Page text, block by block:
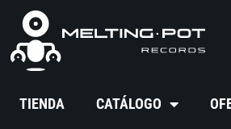
TIENDA CATÁLOGO